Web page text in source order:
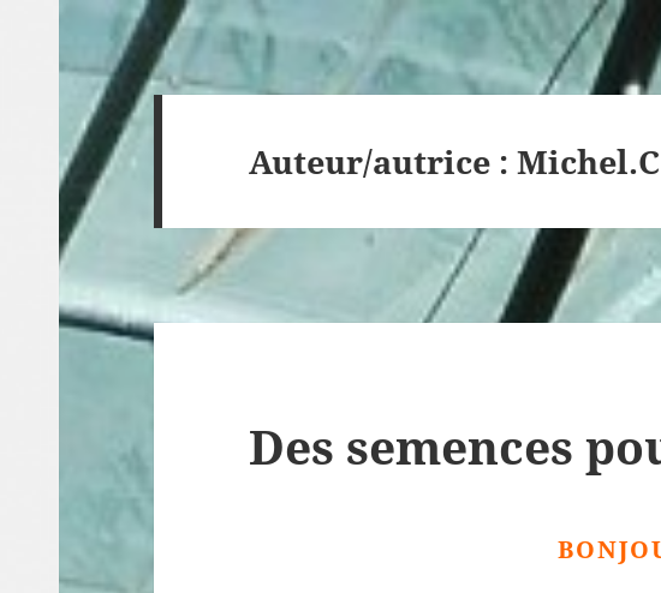
Auteur/autrice :Michel.C
Des semences